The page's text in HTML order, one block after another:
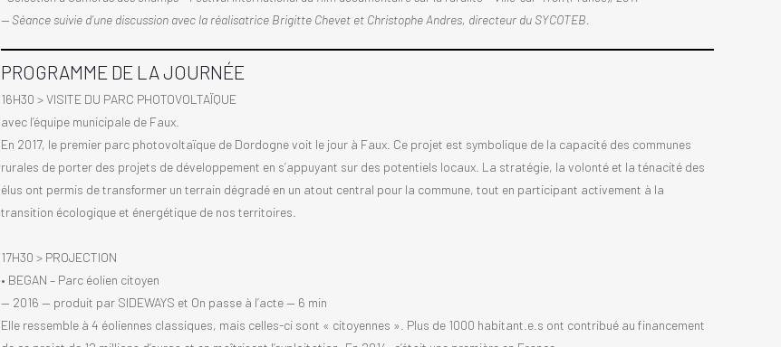
— Séance suivie d’une discussion avec la réalisatrice Brigitte Chevet et Christophe Andres, directeur du SYCOTEB.
PROGRAMME DE LA JOURNÉE
16H30 > VISITE DU PARC PHOTOVOLTAÏQUE
avec l’équipe municipale de Faux.
En 2017, le premier parc photovoltaïque de Dordogne voit le jour à Faux. Ce projet est symbolique de la capacité des communes
rurales de porter des projets de développement en s’appuyant sur des potentiels locaux. La stratégie, la volonté et la ténacité des
élus ont permis de transformer un terrain dégradé en un atout central pour la commune, tout en participant activement à la
transition écologique et énergétique de nos territoires.
17H30 > PROJECTION
• BEGAN – Parc éolien citoyen
— 2016 — produit par SIDEWAYS et On passe à l’acte — 6 min
Elle ressemble à 4 éoliennes classiques, mais celles-ci sont « citoyennes ». Plus de 1000 habitant.e.s ont contribué au financement